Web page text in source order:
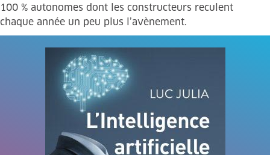
100 % autonomes dont les constructeurs reculent
chaque année un peu plus l’avènement.